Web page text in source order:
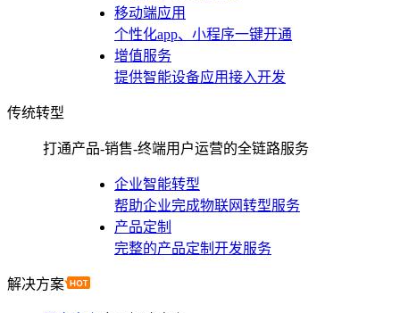
移动端应用
个性化app、小程序一键开通
增值服务
提供智能设备应用接入开发
传统转型
打通产品-销售-终端用户运营的全链路服务
企业智能转型
帮助企业完成物联网转型服务
产品定制
完整的产品定制开发服务
解决方案